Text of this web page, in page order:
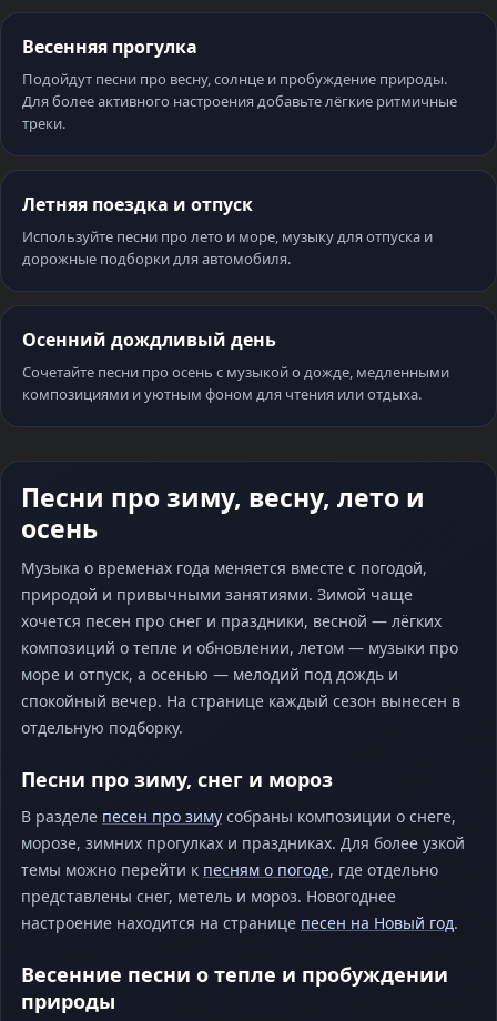
Весенняя прогулка
Подойдут песни про весну, солнце и пробуждение природы.
Для более активного настроения добавьте лёгкие ритмичные
треки.
Летняя поездка и отпуск
Используйте песни про лето и море, музыку для отпуска и
дорожные подборки для автомобиля.
Осенний дождливый день
Сочетайте песни про осень с музыкой о дожде, медленными
композициями и уютным фоном для чтения или отдыха.
Песни про зиму, весну, лето и
осень
Музыка о временах года меняется вместе с погодой,
природой и привычными занятиями. Зимой чаще
хочется песен про снег и праздники, весной — лёгких
композиций о тепле и обновлении, летом — музыки про
море и отпуск, а осенью — мелодий под дождь и
спокойный вечер. На странице каждый сезон вынесен в
отдельную подборку.
Песни про зиму, снег и мороз
В разделе песен про зиму собраны композиции о снеге,
морозе, зимних прогулках и праздниках. Для более узкой
темы можно перейти к песням о погоде, где отдельно
представлены снег, метель и мороз. Новогоднее
настроение находится на странице песен на Новый год.
Весенние песни о тепле и пробуждении
природы